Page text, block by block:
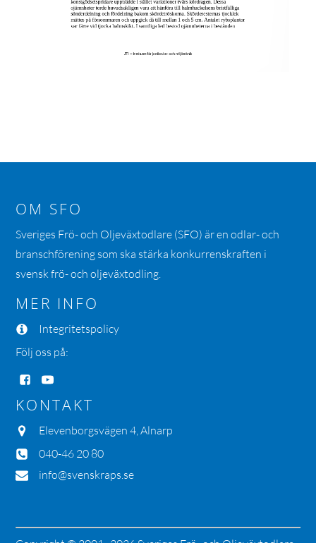
OM SFO
Sveriges Frö- och Oljeväxtodlare (SFO) är en odlar- och
branschförening som ska stärka konkurrenskraften i
svensk frö- och oljeväxtodling.
MER INFO
Integritetspolicy
Följ oss på:
KONTAKT
Elevenborgsvägen 4, Alnarp
040-46 20 80
info@svenskraps.se